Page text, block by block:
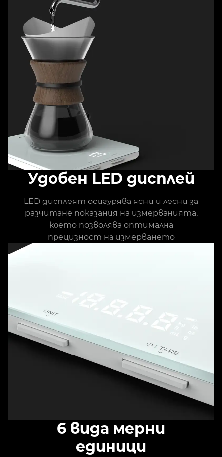
Удобен LED дисплей
LED дисплеят осигурява ясни и лесни за
разчитане показания на измерванията,
което позволява оптимална
прецизност на измерването
6 вида мерни
единици